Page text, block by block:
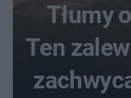
Tłumy
Ten